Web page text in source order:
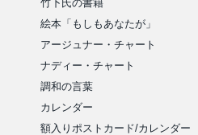
竹下氏の書籍
絵本「もしもあなたが」
アージュナー・チャート
ナディー・チャート
調和の言葉
カレンダー
額入りポストカード/カレンダー